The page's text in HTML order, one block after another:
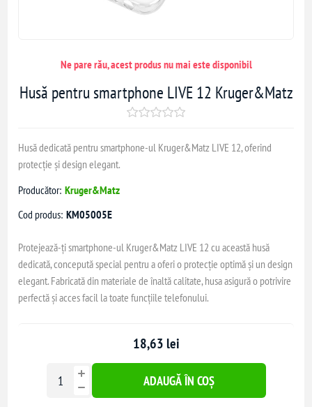
Ne pare rău, acest produs nu mai este disponibil
Husă pentru smartphone LIVE 12 Kruger&Matz
Husă dedicată pentru smartphone-ul Kruger&Matz LIVE 12, oferind
protecție și design elegant.
Producător: Kruger&Matz
Cod produs: KM05005E
Protejează-ți smartphone-ul Kruger&Matz LIVE 12 cu această husă
dedicată, concepută special pentru a oferi o protecție optimă și un design
elegant. Fabricată din materiale de înaltă calitate, husa asigură o potrivire
perfectă și acces facil la toate funcțiile telefonului.
18,63 lei
ADAUGĂ ÎN COȘ